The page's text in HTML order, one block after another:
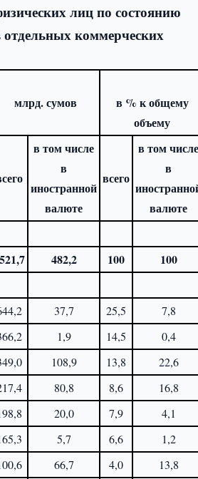
лиц по состоянию
отдельных коммерческих
млрд. сумов
в % к общему
объему
в том числе
в
иностранной
валюте
всего
в том
в
валюте
482,2 100 100
37,7 25,5
7,8
1,9 14,5
0,4
108,9 13,8
22,6
80,8 8,6
16,8
20,0 7,9
4,1
5,7 6,6
1,2
66,7 4,0
13,8